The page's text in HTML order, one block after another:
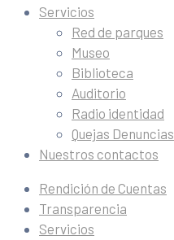
Servicios
Red de parques
Museo
Biblioteca
Auditorio
Radio identidad
Quejas Denuncias
Nuestros contactos
Rendición de Cuentas
Transparencia
Servicios